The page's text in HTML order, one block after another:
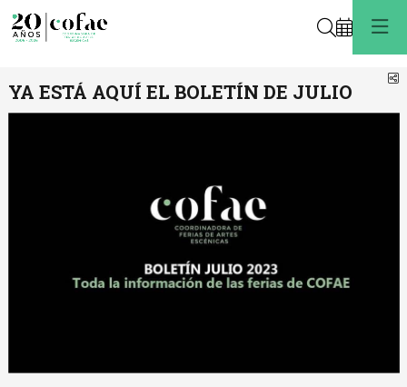
Buscar
YA ESTÁ AQUÍ EL BOLETÍN DE JULIO